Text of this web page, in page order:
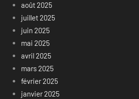
août 2025
juillet 2025
juin 2025
mai 2025
avril 2025
mars 2025
février 2025
janvier 2025